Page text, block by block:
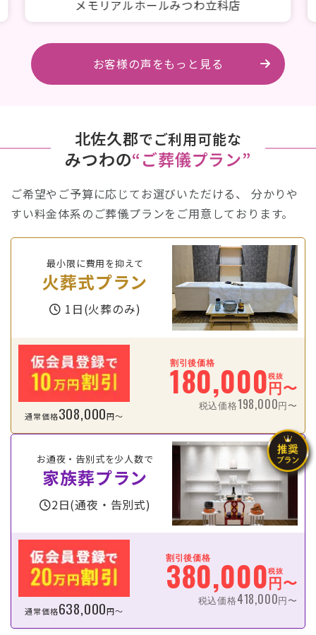
家族葬邸宅みつわ西軽井沢店
お客様の声をもっと見る
北佐久郡でご利用可能な
みつわの“ご葬儀プラン”
ご希望やご予算に応じてお選びいただける、
分かりや
すい料金体系のご葬儀プランをご用意しております。
最小限に費用を抑えて
火葬式プラン
1日(火葬のみ)
通常価格308,000円〜
割引後価格
180,000円〜
税抜
税込価格198,000円〜
お通夜・告別式を少人数で
家族葬プラン
2日(通夜・告別式)
通常価格638,000円〜
割引後価格
380,000円〜
税抜
税込価格418,000円〜